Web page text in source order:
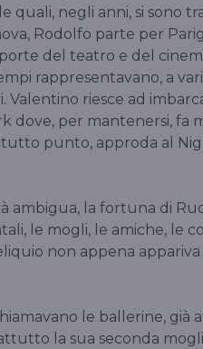
negli anni, si sono
Rodolfo parte per
del teatro e del
rappresentavano, a
Valentino riesce ad
dove, per mantenersi, fa
punto, approda al
ambigua, la fortuna di
le mogli, le amiche, le
non appena
le ballerine, già
la sua seconda